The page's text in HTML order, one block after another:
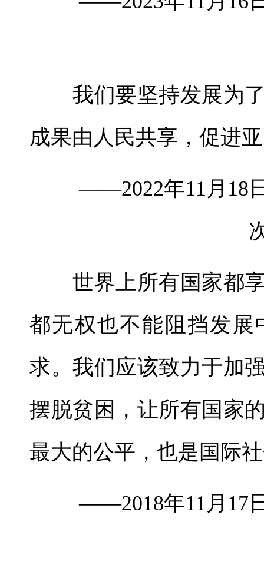
我们要坚持发展为了
成果由人民共享，促进
——2022年11月18日
世界上所有国家都享
都无权也不能阻挡发
求。我们应该致力于加
摆脱贫困，让所有国家
最大的公平，也是国际
——2018年11月17日